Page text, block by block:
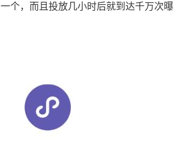
个，而且投放几小时后就到达千万次曝